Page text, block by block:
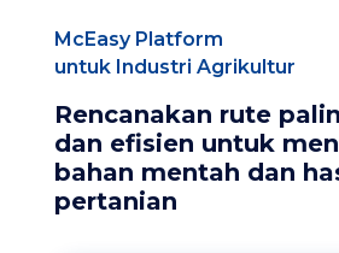
McEasy Platform
untuk Industri Agrikultur
Rencanakan rute
dan efisien untuk
bahan mentah dan
pertanian